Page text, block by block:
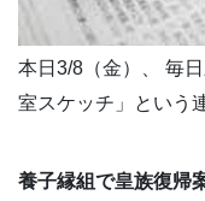
本日3/8（金）、 毎
室スケッチ」という
養子縁組で皇族復